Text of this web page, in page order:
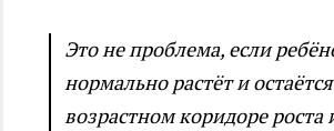
Это не проблема, если
нормально растёт и
возрастном коридоре роста